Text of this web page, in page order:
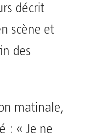
décrit
scène et
des
matinale,
: « Je ne